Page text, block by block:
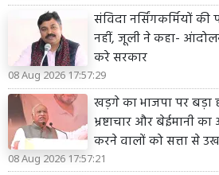
संविदा नर्सिंगकर्मियों
नहीं, जूली ने कहा-
करे सरकार
08 Aug 2026 17:57:29
खड़गे का भाजपा पर बड़ा
भ्रष्टाचार और बेईमानी
करने वालों को सत्ता से
08 Aug 2026 17:57:21